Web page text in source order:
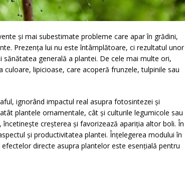
și mai subestimate probleme care apar în grădini,
Prezența lui nu este întâmplătoare, ci rezultatul unor
generală a plantei. De cele mai multe ori,
lipicioase, care acoperă frunzele, tulpinile sau
ignorând impactul real asupra fotosintezei și
plantele ornamentale, cât și culturile legumicole sau
creșterea și favorizează apariția altor boli. În
și productivitatea plantei. Înțelegerea modului în
directe asupra plantelor este esențială pentru